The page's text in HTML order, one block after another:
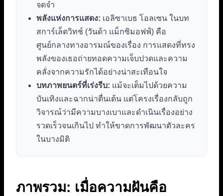
จดจำ
พลังแห่งการแสดง: เอลิซาเบธ โอลเซน ในบท
สการ์เล็ตวิทช์ (วันด้า แม็กซิมอฟฟ์) คือ
ศูนย์กลางทางอารมณ์ของเรื่อง การแสดงที่ทรง
พลังของเธอถ่ายทอดความเจ็บปวดและความ
คลั่งจากความรักได้อย่างน่าสะเทือนใจ
บทภาพยนตร์ที่เร่งรีบ: แม้จะเต็มไปด้วยความ
บันเทิงและฉากน่าตื่นเต้น แต่โครงเรื่องกลับถูก
วิจารณ์ว่ามีความบางเบาและดำเนินเรื่องอย่าง
รวดเร็วจนเกินไป ทำให้ขาดการพัฒนาตัวละคร
ในบางมิติ
ภาพรวม: เมื่อความฝันคือ